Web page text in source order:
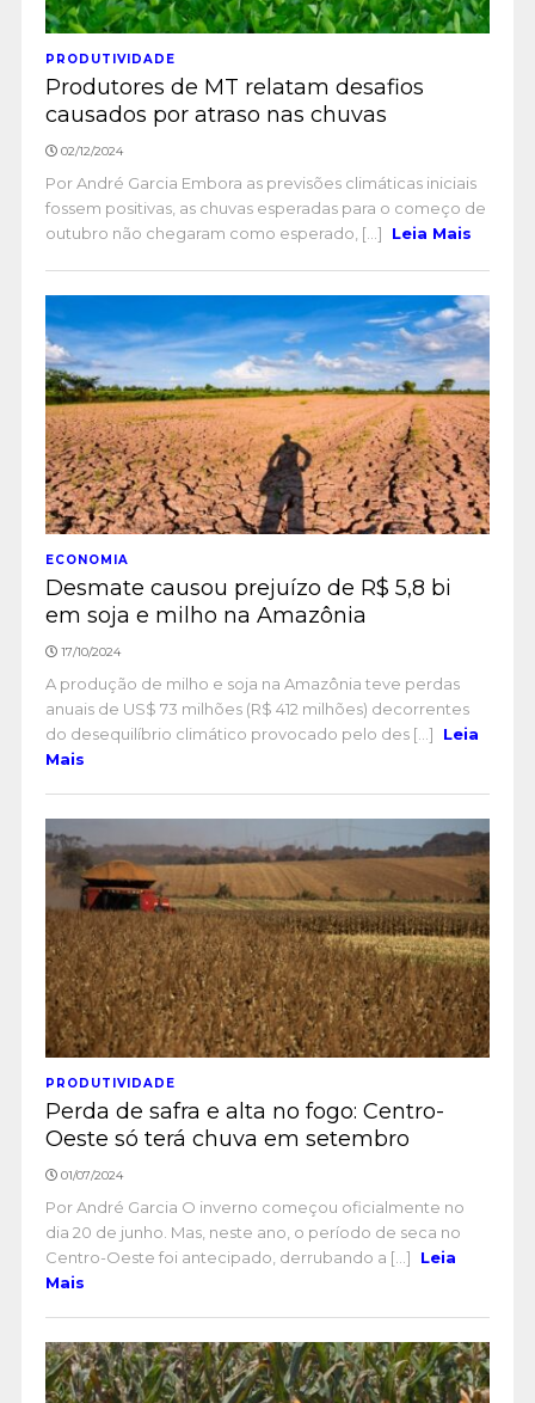
PRODUTIVIDADE
Produtores de MT relatam desafios
causados por atraso nas chuvas
02/12/2024
Por André Garcia Embora as previsões climáticas iniciais
fossem positivas, as chuvas esperadas para o começo de
outubro não chegaram como esperado, [...]
Leia Mais
ECONOMIA
Desmate causou prejuízo de R$ 5,8 bi
em soja e milho na Amazônia
17/10/2024
A produção de milho e soja na Amazônia teve perdas
anuais de US$ 73 milhões (R$ 412 milhões) decorrentes
do desequilíbrio climático provocado pelo des [...]
Leia
Mais
PRODUTIVIDADE
Perda de safra e alta no fogo: Centro-
Oeste só terá chuva em setembro
01/07/2024
Por André Garcia O inverno começou oficialmente no
dia 20 de junho. Mas, neste ano, o período de seca no
Centro-Oeste foi antecipado, derrubando a [...]
Leia
Mais